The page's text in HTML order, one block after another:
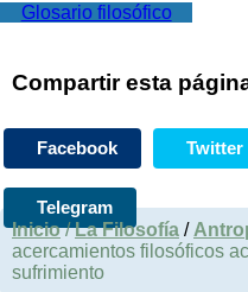
Glosario filosófico
Compartir esta
Facebook Twitter
Telegram
Inicio/La Filosofía /
acercamientos filosóficos
sufrimiento